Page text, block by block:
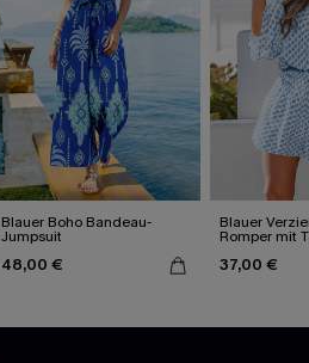
Blauer Boho Bandeau-
Jumpsuit
48,00 €
Blauer
Romper mit
37,00 €